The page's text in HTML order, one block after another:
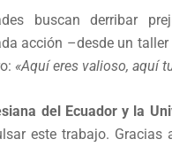
buscan derribar
acción –desde un
«Aquí eres valioso, aquí
del Ecuador y la
este trabajo. Gracias